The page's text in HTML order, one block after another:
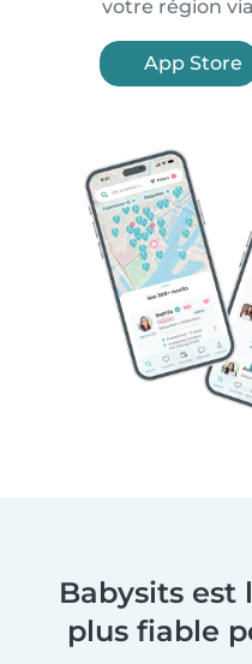
votre région
App Store
Babysits est
plus fiable